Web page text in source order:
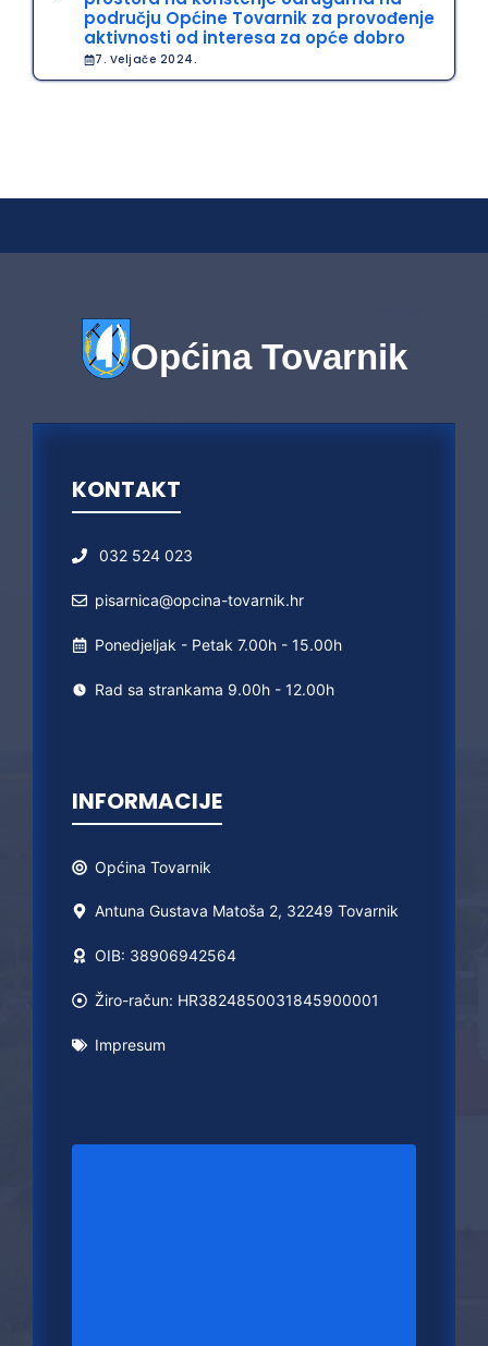
području Općine Tovarnik za provođenje
aktivnosti od interesa za opće dobro
7. Veljače 2024.
Općina Tovarnik
KONTAKT
032 524 023
pisarnica@opcina-tovarnik.hr
Ponedjeljak - Petak 7.00h - 15.00h
Rad sa strankama 9.00h - 12.00h
INFORMACIJE
Općina Tovarnik
Antuna Gustava Matoša 2, 32249 Tovarnik
OIB: 38906942564
Žiro-račun: HR3824850031845900001
Impresum